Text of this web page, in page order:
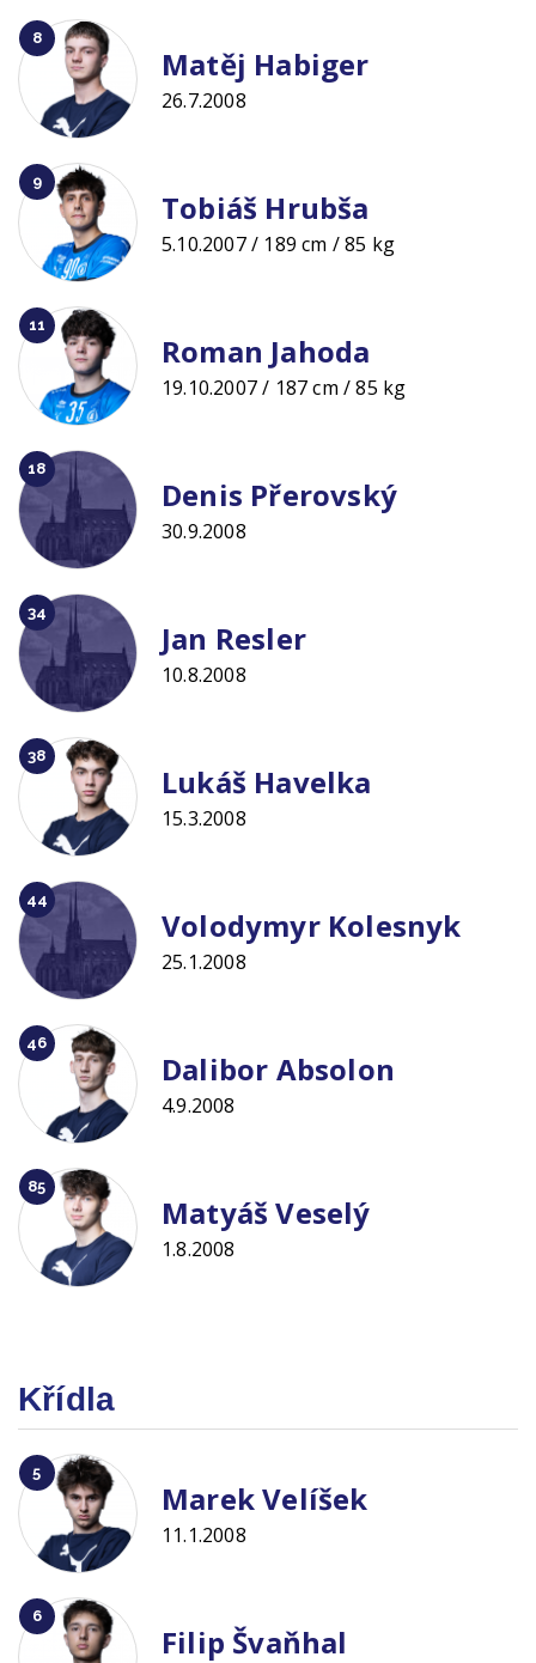
8
Matěj Habiger
26.7.2008
9
Tobiáš Hrubša
5.10.2007 / 189 cm / 85 kg
11
Roman Jahoda
19.10.2007 / 187 cm / 85 kg
18
Denis Přerovský
30.9.2008
34
Jan Resler
10.8.2008
38
Lukáš Havelka
15.3.2008
44
Volodymyr Kolesnyk
25.1.2008
46
Dalibor Absolon
4.9.2008
85
Matyáš Veselý
1.8.2008
Křídla
5
Marek Velíšek
11.1.2008
6
Filip Švaňhal